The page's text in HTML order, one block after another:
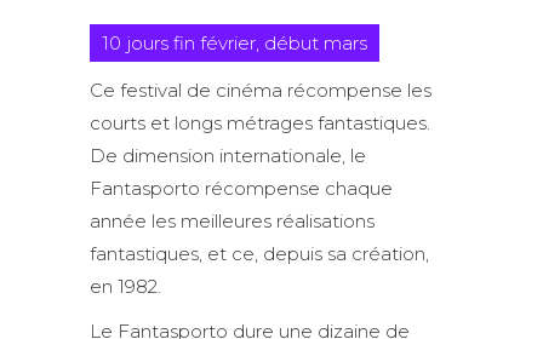
10 jours fin février, début mars
Ce festival de cinéma récompense les
courts et longs métrages fantastiques.
De dimension internationale, le
Fantasporto récompense chaque
année les meilleures réalisations
fantastiques, et ce, depuis sa création,
en 1982.
Le Fantasporto dure une dizaine de